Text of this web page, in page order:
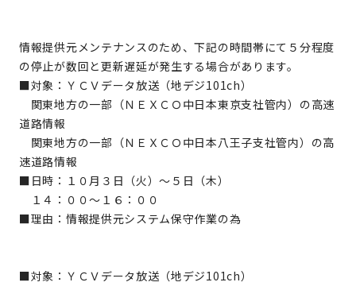
情報提供元メンテナンスのため、下記の時間帯にて５分程度
の停止が数回と更新遅延が発生する場合があります。
■対象：ＹＣＶデータ放送（地デジ101ch）
関東地方の一部（ＮＥＸＣＯ中日本東京支社管内）の高速
道路情報
関東地方の一部（ＮＥＸＣＯ中日本八王子支社管内）の高
速道路情報
■日時：１０月３日（火）～５日（木）
１４：００～１６：００
■理由：情報提供元システム保守作業の為
■対象：ＹＣＶデータ放送（地デジ101ch）